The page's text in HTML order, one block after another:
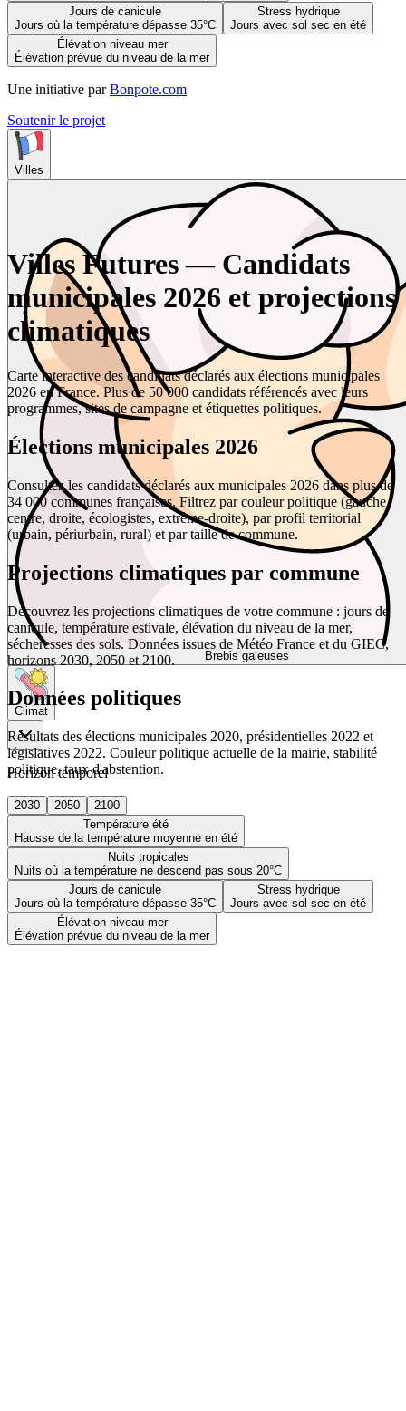
Jours de canicule
Jours où la température dépasse 35°C
Stress hydrique
Jours avec sol sec en été
Élévation niveau mer
Élévation prévue du niveau de la mer
Une initiative par Bonpote.com
Soutenir le projet
Villes
Brebis galeuses
Climat
Horizon temporel
2030 2050
2100
Température été
Hausse de la température moyenne en été
Nuits tropicales
Nuits où la température ne descend pas sous 20°C
Jours de canicule
Jours où la température dépasse 35°C
Stress hydrique
Jours avec sol sec en été
Élévation niveau mer
Élévation prévue du niveau de la mer
Villes Futures — Candidats
municipales 2026 et projections
climatiques
Carte interactive des candidats déclarés aux élections municipales
2026 en France. Plus de 50 000 candidats référencés avec leurs
programmes, sites de campagne et étiquettes politiques.
Élections municipales 2026
Consultez les candidats déclarés aux municipales 2026 dans plus de
34 000 communes françaises. Filtrez par couleur politique (gauche,
centre, droite, écologistes, extrême-droite), par profil territorial
(urbain, périurbain, rural) et par taille de commune.
Projections climatiques par commune
Découvrez les projections climatiques de votre commune : jours de
canicule, température estivale, élévation du niveau de la mer,
sécheresses des sols. Données issues de Météo France et du GIEC,
horizons 2030, 2050 et 2100.
Données politiques
Résultats des élections municipales 2020, présidentielles 2022 et
législatives 2022. Couleur politique actuelle de la mairie, stabilité
politique, taux d'abstention.